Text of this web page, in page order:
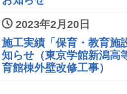
2023年2月20日
施工実績「保育・教育
知らせ（東京学館新潟
育館棟外壁改修工事）